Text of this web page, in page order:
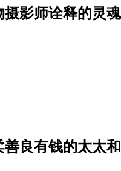
影师诠释的灵
良有钱的太太